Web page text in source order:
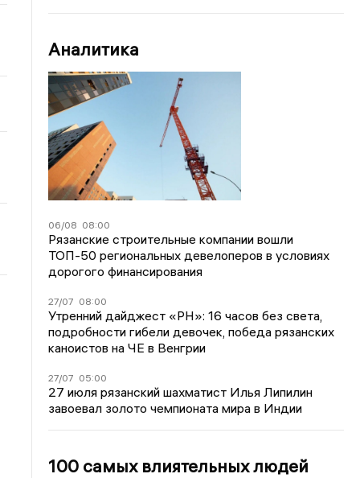
Аналитика
06/08 08:00
Рязанские строительные компании вошли
ТОП-50 региональных девелоперов в условиях
дорогого финансирования
27/07 08:00
Утренний дайджест «РН»: 16 часов без света,
подробности гибели девочек, победа рязанских
каноистов на ЧЕ в Венгрии
27/07 05:00
27 июля рязанский шахматист Илья Липилин
завоевал золото чемпионата мира в Индии
100 самых влиятельных людей